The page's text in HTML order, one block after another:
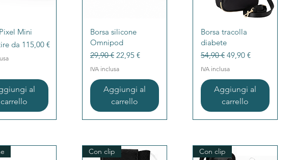
rapida
Mini
da 115,00 €
scontato
al
carrello
Vista rapida
Borsa silicone
Omnipod
Prezzo regolare
29,90 € Prezzo scontato
22,95 €
IVA inclusa
Aggiungi al
carrello
Vista rapida
Borsa tracolla
diabete
Prezzo regolare
54,90 € Prezzo scontato
49,90 €
IVA inclusa
Aggiungi al
carrello
Con clip Con clip